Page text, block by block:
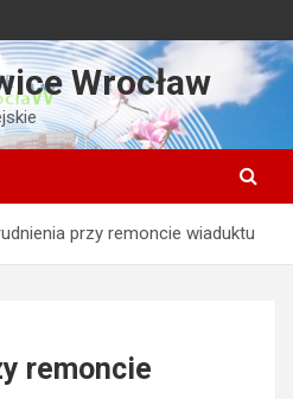
Wrocław
przy remoncie wiaduktu
remoncie